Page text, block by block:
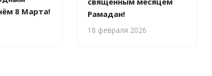
8 Марта!
Рамадан!
18 февраля 2026